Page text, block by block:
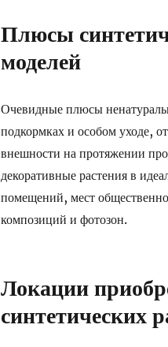
Плюсы
моделей
Очевидные плюсы
подкормках и особом уходе,
внешности на протяжении
декоративные растения в
помещений, мест
композиций и фотозон.
Локации
синтетических